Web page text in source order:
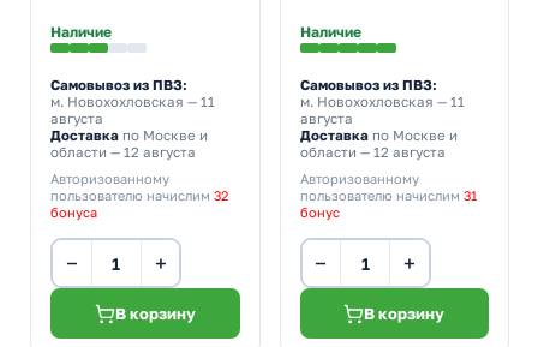
Наличие
Самовывоз из ПВЗ:
м. Новохохловская — 11
августа
Доставка по Москве и
области — 12 августа
Авторизованному
пользователю начислим 32
бонуса
− +
В корзину
Наличие
Самовывоз из ПВЗ:
м. Новохохловская — 11
августа
Доставкапо Москве и
области — 12 августа
Авторизованному
пользователю начислим 31
бонус
− +
В корзину